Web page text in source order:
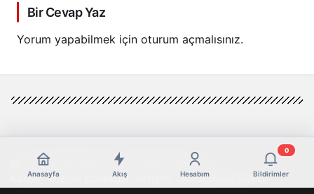
Vurgusu
Bir Cevap Yaz
Yorum yapabilmek için oturum açmalısınız.
Anasayfa Akış Hesabım Bildirimler
0
© Telif Hakkı 2026, Tüm Hakları Saklıdır
Künye Gizlilik politikası Sorumluluk Reddi